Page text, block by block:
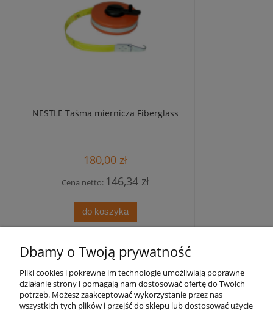
NESTLE Taśma miernicza Fiberglass
180,00 zł
Cena netto: 146,34 zł
do koszyka
Pomoc
Strefa treści
Dbamy o Twoją prywatność
Pliki cookies i pokrewne im technologie umożliwiają poprawne
działanie strony i pomagają nam dostosować ofertę do Twoich
potrzeb. Możesz zaakceptować wykorzystanie przez nas
wszystkich tych plików i przejść do sklepu lub dostosować użycie